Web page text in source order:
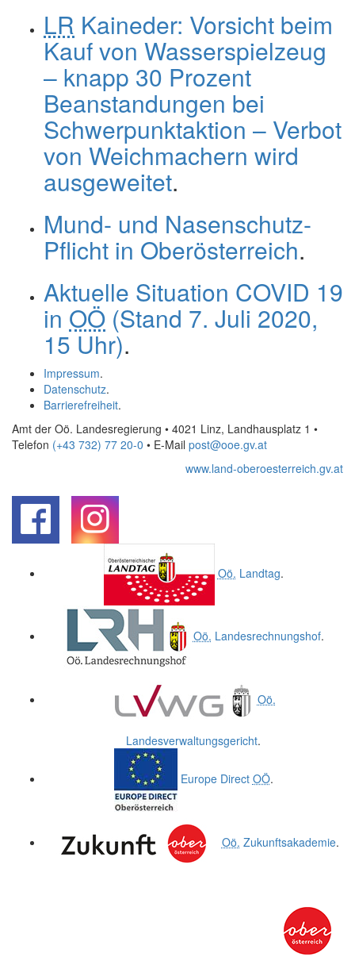
LR Kaineder: Vorsicht beim
Kauf von Wasserspielzeug
– knapp 30 Prozent
Beanstandungen bei
Schwerpunktaktion – Verbot
von Weichmachern wird
ausgeweitet.
Mund- und Nasenschutz-
Pflicht in Oberösterreich.
Aktuelle Situation COVID 19
in OÖ (Stand 7. Juli 2020,
15 Uhr).
Impressum.
Datenschutz.
Barrierefreiheit.
Amt der Oö. Landesregierung • 4021 Linz, Landhausplatz 1 •
Telefon (+43 732) 77 20-0 • E-Mail post@ooe.gv.at
www.land-oberoesterreich.gv.at
Oö. Landtag.
Oö. Landesrechnungshof.
Oö.
Landesverwaltungsgericht.
Europe Direct OÖ.
Oö. Zukunftsakademie.